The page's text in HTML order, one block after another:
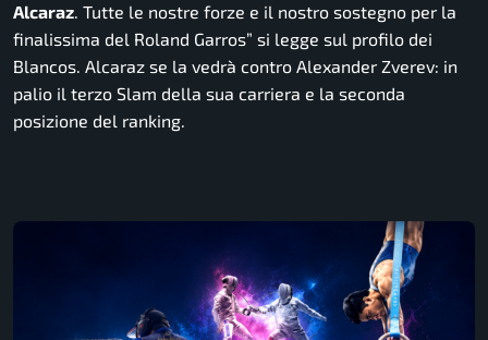
Alcaraz. Tutte le nostre forze e il nostro sostegno per la
finalissima del Roland Garros” si legge sul profilo dei
Blancos. Alcaraz se la vedrà contro Alexander Zverev: in
palio il terzo Slam della sua carriera e la seconda
posizione del ranking.